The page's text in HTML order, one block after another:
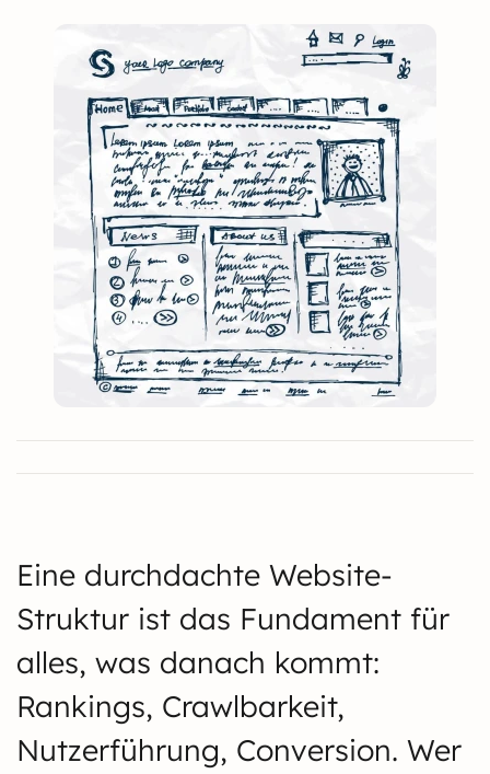
Eine durchdachte Website-
Struktur ist das Fundament für
alles, was danach kommt:
Rankings, Crawlbarkeit,
Nutzerführung, Conversion. Wer